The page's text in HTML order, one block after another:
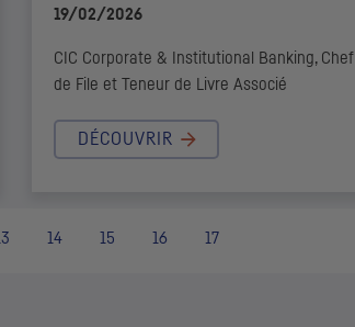
19/02/2026
CIC Corporate & Institutional Banking, Chef
de File et Teneur de Livre Associé
DÉCOUVRIR
14 15 16 17